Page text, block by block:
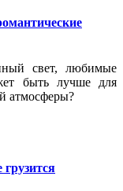
свет, любимые
быть лучше для
атмосферы?
грузится